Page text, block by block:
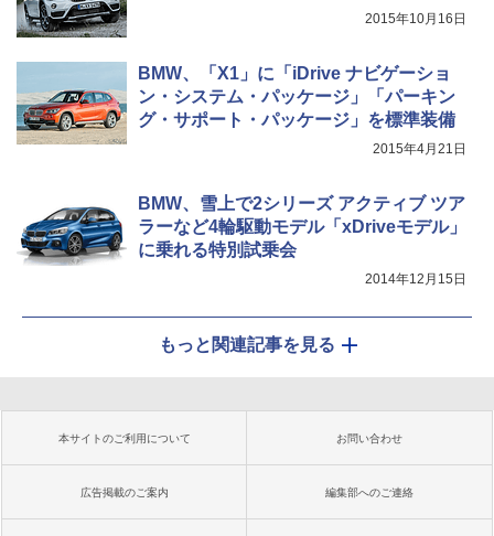
2015年10月16日
BMW、「X1」に「iDrive ナビゲーショ
ン・システム・パッケージ」「パーキン
グ・サポート・パッケージ」を標準装備
2015年4月21日
BMW、雪上で2シリーズ アクティブ ツア
ラーなど4輪駆動モデル「xDriveモデル」
に乗れる特別試乗会
2014年12月15日
もっと関連記事を見る
本サイトのご利用について お問い合わせ
広告掲載のご案内 編集部へのご連絡